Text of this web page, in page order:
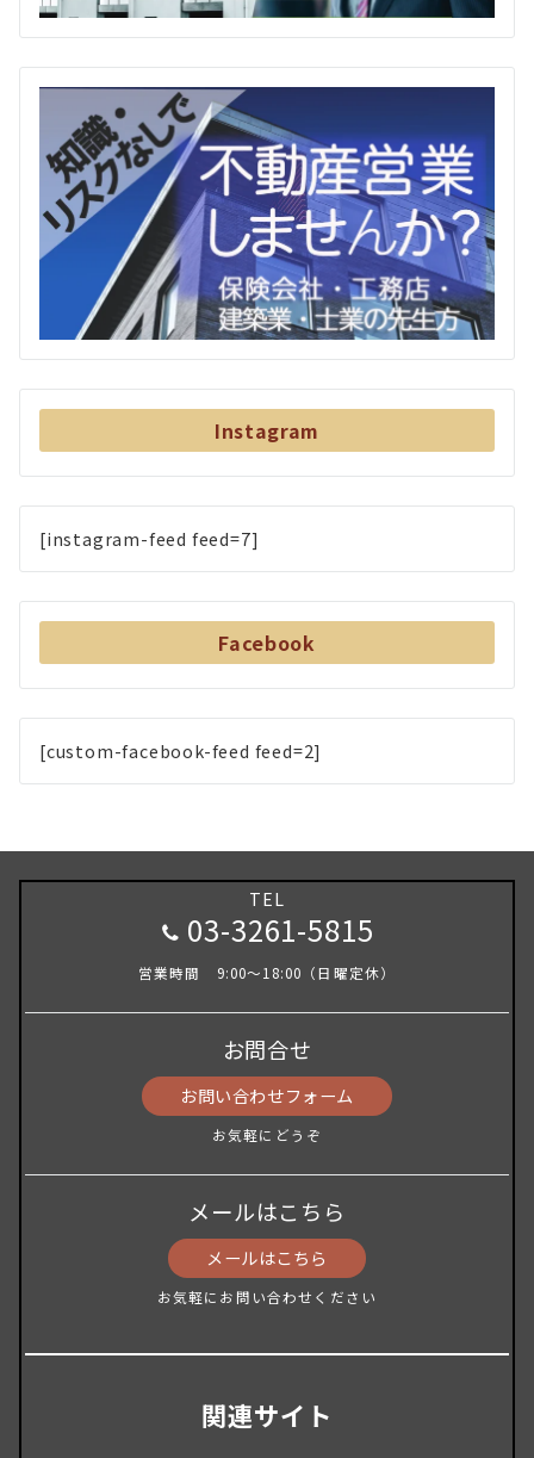
Instagram
[instagram-feed feed=7]
Facebook
[custom-facebook-feed feed=2]
TEL
03-3261-5815
営業時間 9:00～18:00（日曜定休）
お問合せ
お問い合わせフォーム
お気軽にどうぞ
メールはこちら
メールはこちら
お気軽にお問い合わせください
関連サイト